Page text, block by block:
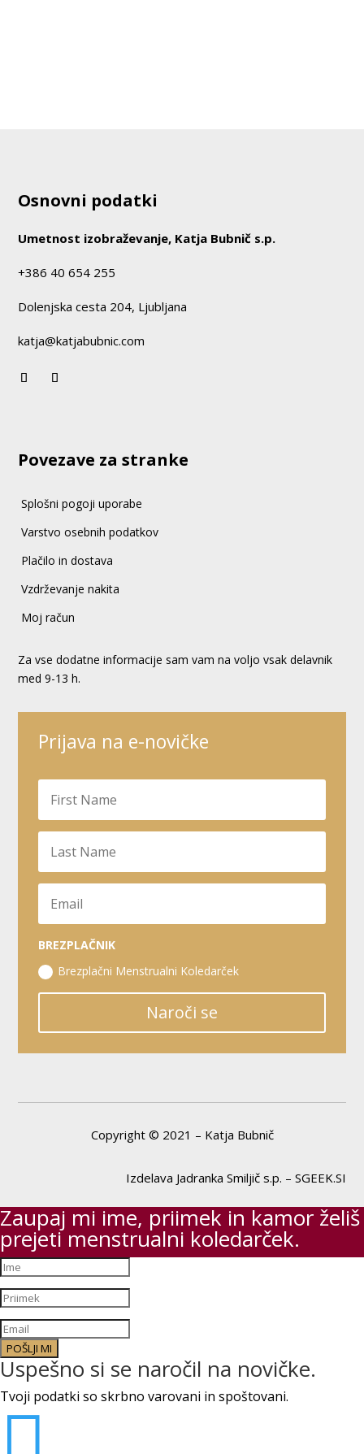
Osnovni podatki
Umetnost izobraževanje, Katja Bubnič s.p.
+386 40 654 255
Dolenjska cesta 204, Ljubljana
katja@katjabubnic.com
Povezave za stranke
Splošni pogoji uporabe
Varstvo osebnih podatkov
Plačilo in dostava
Vzdrževanje nakita
Moj račun
Za vse dodatne informacije sam vam na voljo vsak delavnik
med 9-13 h.
Prijava na e-novičke
BREZPLAČNIK
Brezplačni Menstrualni Koledarček
Naroči se
Copyright © 2021 – Katja Bubnič
Izdelava Jadranka Smiljič s.p. – SGEEK.SI
Zaupaj mi ime, priimek in kamor želiš
prejeti menstrualni koledarček.
POŠLJI MI
Uspešno si se naročil na novičke.
Tvoji podatki so skrbno varovani in spoštovani.